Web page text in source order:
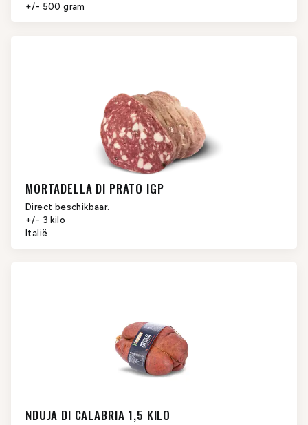
+/- 500 gram
MORTADELLA DI PRATO IGP
Direct beschikbaar.
+/- 3 kilo
Italië
NDUJA DI CALABRIA 1,5 KILO